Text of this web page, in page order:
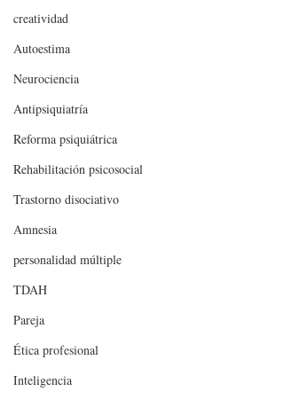
creatividad
Autoestima
Neurociencia
Antipsiquiatría
Reforma psiquiátrica
Rehabilitación psicosocial
Trastorno disociativo
Amnesia
personalidad múltiple
TDAH
Pareja
Ética profesional
Inteligencia